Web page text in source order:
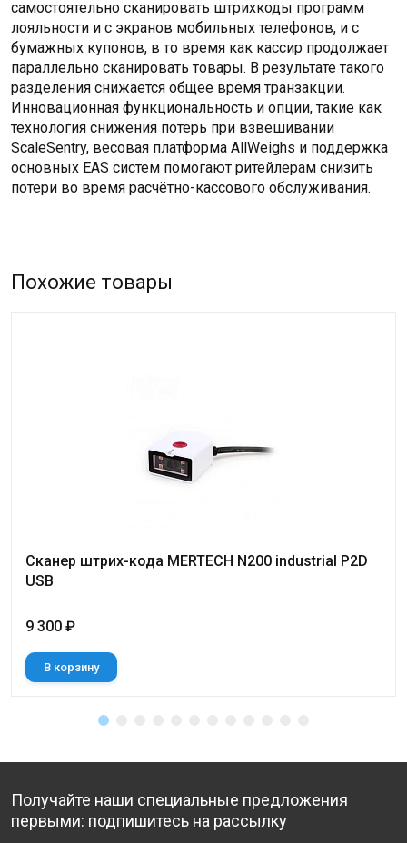
самостоятельно сканировать штрихкоды программ
лояльности и с экранов мобильных телефонов, и с
бумажных купонов, в то время как кассир продолжает
параллельно сканировать товары. В результате такого
разделения снижается общее время транзакции.
Инновационная функциональность и опции, такие как
технология снижения потерь при взвешивании
ScaleSentry, весовая платформа AllWeighs и поддержка
основных EAS систем помогают ритейлерам снизить
потери во время расчётно-кассового обслуживания.
Похожие товары
Сканер штрих-кода MERTECH N200 industrial P2D
USB
9 300 ₽
В корзину
Получайте наши специальные предложения
первыми: подпишитесь на рассылку